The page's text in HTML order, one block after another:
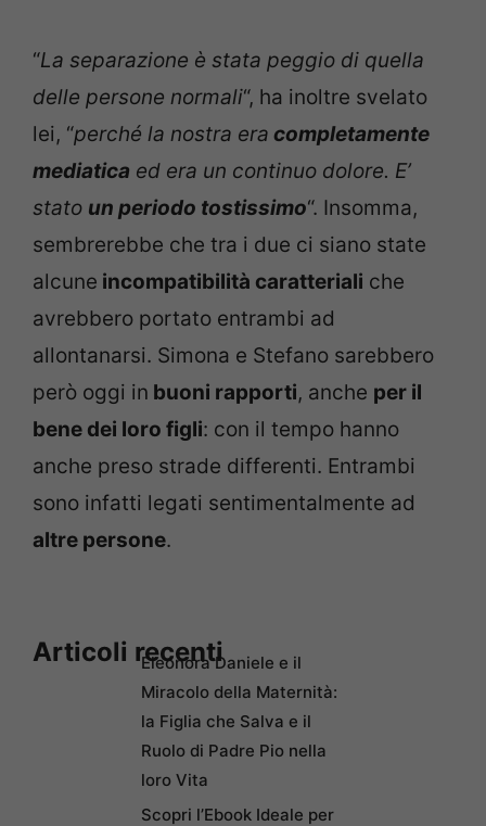
“La separazione è stata peggio di quella
delle persone normali“, ha inoltre svelato
lei, “perché la nostra era completamente
mediatica ed era un continuo dolore. E’
stato un periodo tostissimo“. Insomma,
sembrerebbe che tra i due ci siano state
alcune incompatibilità caratteriali che
avrebbero portato entrambi ad
allontanarsi. Simona e Stefano sarebbero
però oggi in buoni rapporti, anche per il
bene dei loro figli: con il tempo hanno
anche preso strade differenti. Entrambi
sono infatti legati sentimentalmente ad
altre persone.
Articoli recentiEleonora Daniele e il
Miracolo della Maternità:
la Figlia che Salva e il
Ruolo di Padre Pio nella
loro Vita
Scopri l’Ebook Ideale per